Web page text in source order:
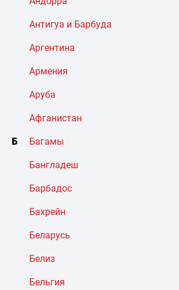
Антигуа и Барбуда
Аргентина
Армения
Аруба
Афганистан
Б Багамы
Бангладеш
Барбадос
Бахрейн
Беларусь
Белиз
Бельгия